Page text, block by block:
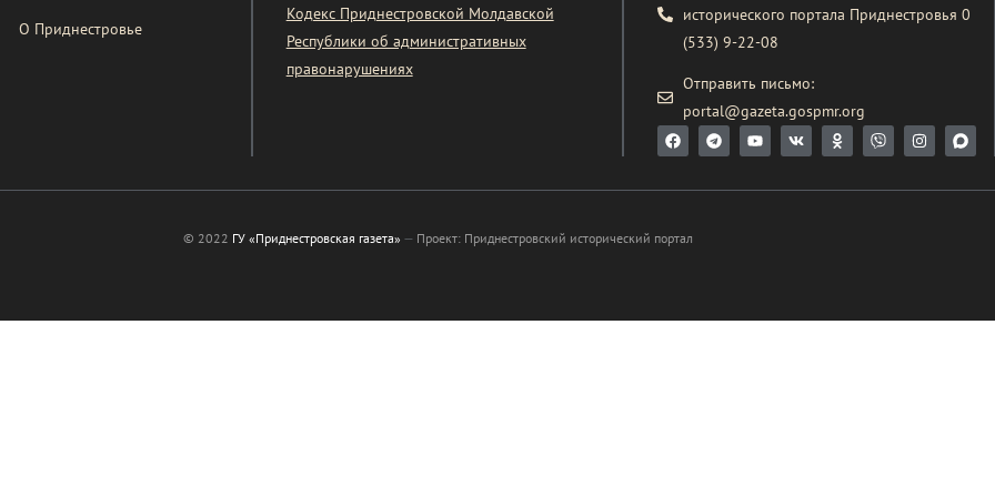
О Приднестровье
Кодекс Приднестровской Молдавской
Республики об административных
правонарушениях
исторического портала Приднестровья 0
(533) 9-22-08
Отправить письмо:
portal@gazeta.gospmr.org
© 2022 ГУ «Приднестровская газета» — Проект: Приднестровский исторический портал